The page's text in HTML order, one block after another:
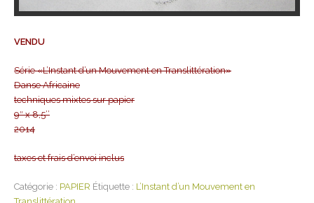
VENDU
Série «L’Instant d’un Mouvement en Translittération»
Danse Africaine
techniques mixtes sur papier
9″ x 8,5’’
2014
taxes et frais d’envoi inclus
Catégorie : PAPIER Étiquette : L’Instant d’un Mouvement en